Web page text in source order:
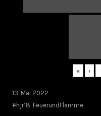
« ‹
13. Mai 2022
#hjr18 FeuerundFlamme